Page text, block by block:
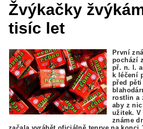
Žvýkačky
tisíc let
První
pochází
př. n. l.
k léčení
před
rostlin a
aby z
užitek. V
známe